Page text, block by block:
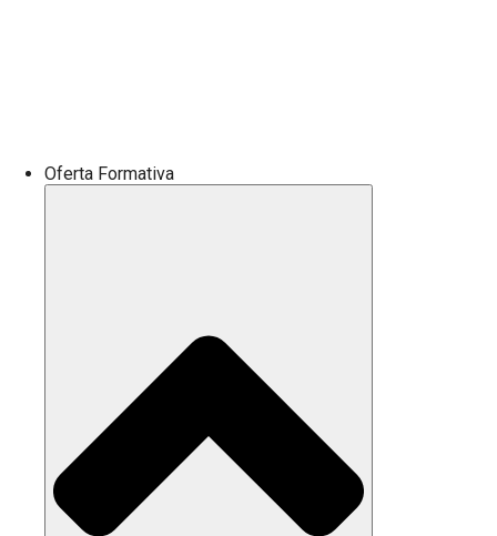
Oferta Formativa